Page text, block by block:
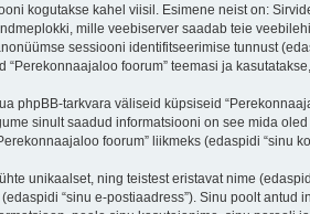
kogutakse kahel viisil. Esimene neist on:
mille veebiserver saadab teie
sessiooni identifitseerimise tunnust
“Perekonnaajaloo foorum” teemasi ja
phpBB-tarkvara väliseid küpsiseid
sinult saadud informatsiooni on see mida
foorum” liikmeks (edaspidi “sinu
unikaalset, ning teistest eristavat nime
“sinu e-postiaadress”). Sinu poolt